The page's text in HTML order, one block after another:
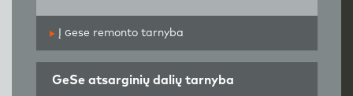
Į gese remonto tarnyba
GeSe atsarginių dalių tarnyba